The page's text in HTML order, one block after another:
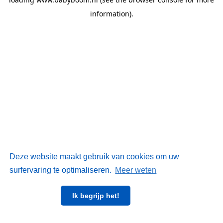
Deze website maakt gebruik van cookies om uw
surfervaring te optimaliseren. Meer weten
Ik begrijp het!
information).